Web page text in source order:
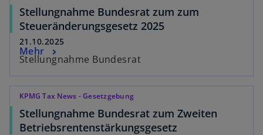
Stellungnahme Bundesrat zum zum
Steueränderungsgesetz 2025
21.10.2025
Stellungnahme Bundesrat
Mehr
KPMG Tax News - Gesetzgebung
Stellungnahme Bundesrat zum Zweiten
Betriebsrentenstärkungsgesetz